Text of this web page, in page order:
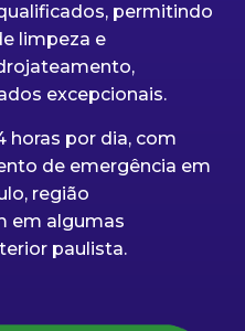
permitindo
limpeza e
excepcionais.
horas por dia, com
de emergência em
região
em algumas
paulista.